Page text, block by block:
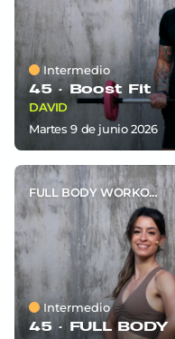
Intermedio
45 ·Boost Fit
DAVID
martes 9de junio 2026
FULL BODY WORKOUT
Intermedio
45 · FULL BODY